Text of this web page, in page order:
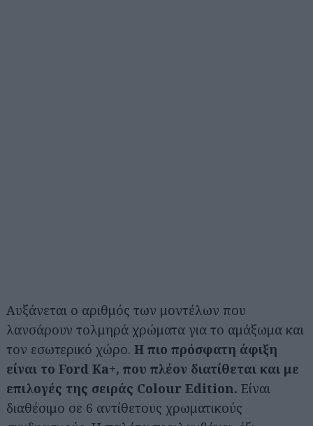
Αυξάνεται ο αριθμός των μοντέλων που
λανσάρουν τολμηρά χρώματα για το αμάξωμα και
τον εσωτερικό χώρο. Η πιο πρόσφατη άφιξη
είναι το Ford Ka+, που πλέον διατίθεται και με
επιλογές της σειράς Colour Edition. Είναι
διαθέσιμο σε 6 αντίθετους χρωματικούς